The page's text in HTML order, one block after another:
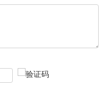
HFJB 杯子滚边机